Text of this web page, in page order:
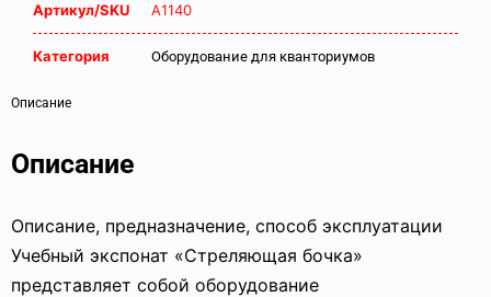
Артикул/SKU А1140
Категория Оборудование для кванториумов
Описание
Описание
Описание, предназначение, способ эксплуатации
Учебный экспонат «Стреляющая бочка»
представляет собой оборудование